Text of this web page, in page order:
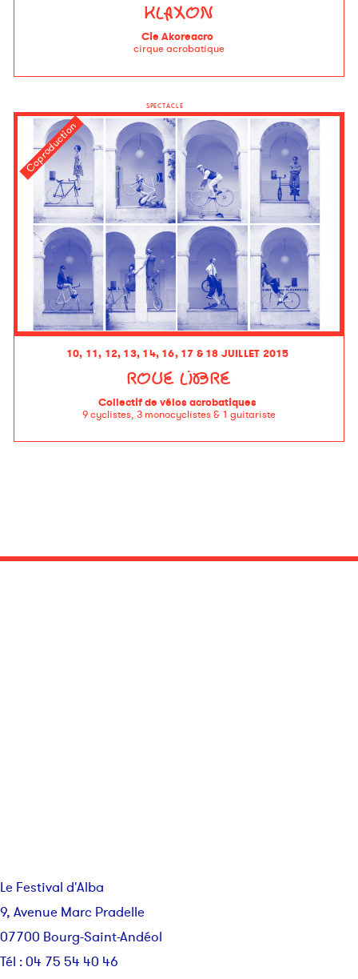
KLAXON
Cie Akoreacro
cirque acrobatique
SPECTACLE
Coproduction
10, 11, 12, 13, 14, 16, 17 & 18 JUILLET 2015
ROUE LIBRE
Collectif de vélos acrobatiques
9 cyclistes, 3 monocyclistes & 1 guitariste
Le Festival d'Alba
9, Avenue Marc Pradelle
07700 Bourg-Saint-Andéol
Tél : 04 75 54 40 46